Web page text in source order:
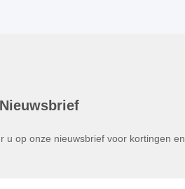
u op onze nieuwsbrief voor kortingen en